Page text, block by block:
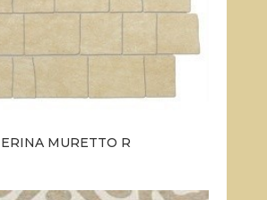
MURETTO R